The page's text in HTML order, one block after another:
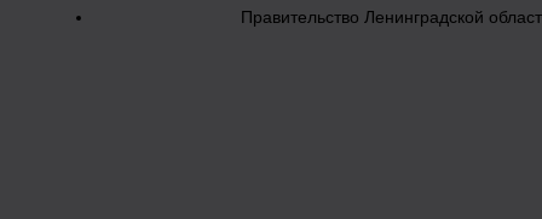
Правительство Ленинградской